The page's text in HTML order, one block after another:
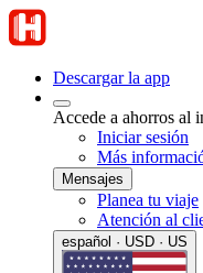
Descargar la app
Accede a ahorros al
Iniciar sesión
Más
Mensajes
Planea tu viaje
Atención al
español · USD · US